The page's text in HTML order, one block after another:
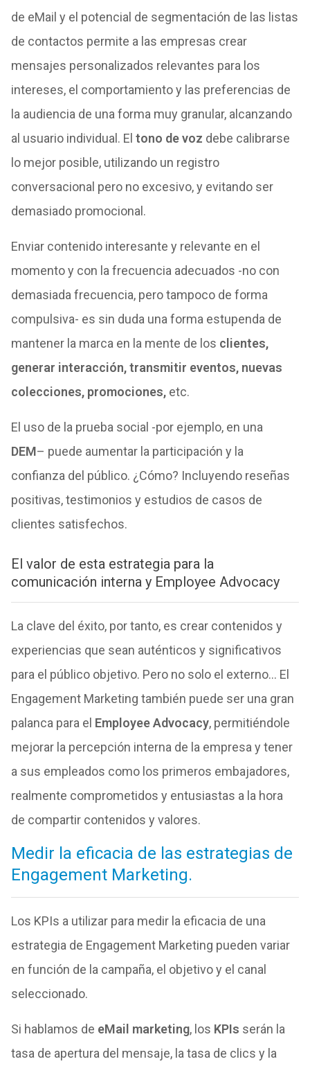
de eMail y el potencial de segmentación de las listas
de contactos permite a las empresas crear
mensajes personalizados relevantes para los
intereses, el comportamiento y las preferencias de
la audiencia de una forma muy granular, alcanzando
al usuario individual. El tono de voz debe calibrarse
lo mejor posible, utilizando un registro
conversacional pero no excesivo, y evitando ser
demasiado promocional.
Enviar contenido interesante y relevante en el
momento y con la frecuencia adecuados -no con
demasiada frecuencia, pero tampoco de forma
compulsiva- es sin duda una forma estupenda de
mantener la marca en la mente de los clientes,
generar interacción, transmitir eventos, nuevas
colecciones, promociones,etc.
El uso de la prueba social -por ejemplo, en una
DEM– puede aumentar la participación y la
confianza del público. ¿Cómo? Incluyendo reseñas
positivas, testimonios y estudios de casos de
clientes satisfechos.
El valor de esta estrategia para la
comunicación interna y Employee Advocacy
La clave del éxito, por tanto, es crear contenidos y
experiencias que sean auténticos y significativos
para el público objetivo. Pero no solo el externo… El
Engagement Marketing también puede ser una gran
palanca para el Employee Advocacy, permitiéndole
mejorar la percepción interna de la empresa y tener
a sus empleados como los primeros embajadores,
realmente comprometidos y entusiastas a la hora
de compartir contenidos y valores.
Medir la eficacia de las estrategias de
Engagement Marketing.
Los KPIs a utilizar para medir la eficacia de una
estrategia de Engagement Marketing pueden variar
en función de la campaña, el objetivo y el canal
seleccionado.
Si hablamos de eMail marketing, los KPIs serán la
tasa de apertura del mensaje, la tasa de clics y la